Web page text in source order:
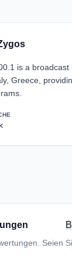
is a broadcast
Greece,
Seien